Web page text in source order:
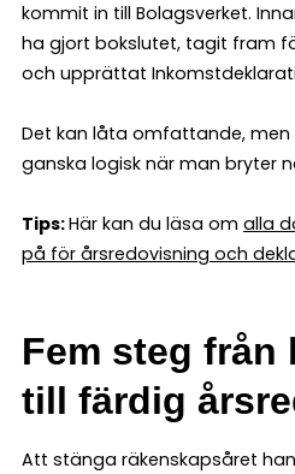
kommit in till Bolagsverket.
ha gjort bokslutet, tagit fram
och upprättat
Det kan låta omfattande,
ganska logisk när man bryter
Tips:Här kan du läsa om alla
på för årsredovisning och
Fem steg från
till färdig
Att stänga räkenskapsåret